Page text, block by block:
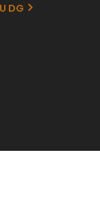
DG